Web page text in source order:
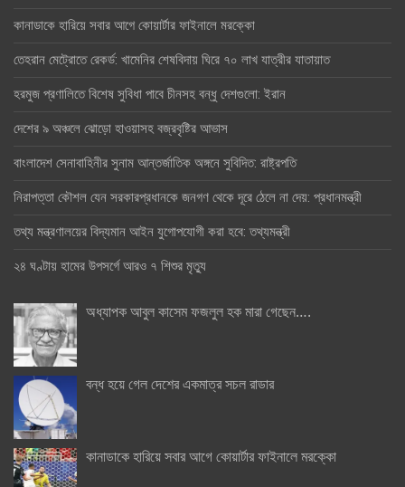
কানাডাকে হারিয়ে সবার আগে কোয়ার্টার ফাইনালে মরক্কো
তেহরান মেট্রোতে রেকর্ড: খামেনির শেষবিদায় ঘিরে ৭০ লাখ যাত্রীর যাতায়াত
হরমুজ প্রণালিতে বিশেষ সুবিধা পাবে চীনসহ বন্ধু দেশগুলো: ইরান
দেশের ৯ অঞ্চলে ঝোড়ো হাওয়াসহ বজ্রবৃষ্টির আভাস
বাংলাদেশ সেনাবাহিনীর সুনাম আন্তর্জাতিক অঙ্গনে সুবিদিত: রাষ্ট্রপতি
নিরাপত্তা কৌশল যেন সরকারপ্রধানকে জনগণ থেকে দূরে ঠেলে না দেয়: প্রধানমন্ত্রী
তথ্য মন্ত্রণালয়ের বিদ্যমান আইন যুগোপযোগী করা হবে: তথ্যমন্ত্রী
২৪ ঘণ্টায় হামের উপসর্গে আরও ৭ শিশুর মৃত্যু
অধ্যাপক আবুল কাসেম ফজলুল হক মারা গেছেন….
বন্ধ হয়ে গেল দেশের একমাত্র সচল রাডার
কানাডাকে হারিয়ে সবার আগে কোয়ার্টার ফাইনালে মরক্কো